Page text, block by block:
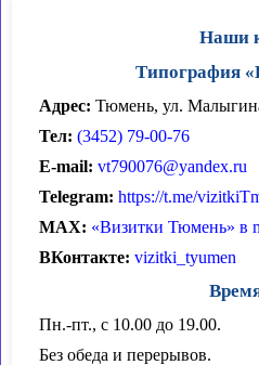
Наши
Типография
Адрес: Тюмень, ул.
Тел: (3452) 79-00-76
E-mail: vt790076@yandex.ru
Telegram: https://t.me/
MAX: «Визитки Тюмень» в
ВКонтакте: vizitki_tyumen
Пн.-пт., с 10.00 до 19.00.
Без обеда и перерывов.